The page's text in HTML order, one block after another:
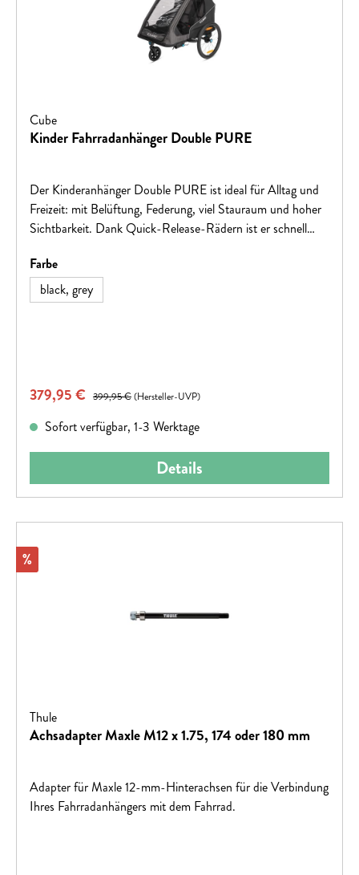
Cube
Kinder Fahrradanhänger Double PURE
Der Kinderanhänger Double PURE ist ideal für Alltag und
Freizeit: mit Belüftung, Federung, viel Stauraum und hoher
Sichtbarkeit. Dank Quick-Release-Rädern ist er schnell
Rücklicht und Sicherheitsfahne ist inklusive. Zuladung bis
42 kg.
Farbeauswählen
black, grey
Verkaufspreis:
379,95 € Regulärer Preis:
399,95 €(Hersteller-UVP)
Sofort verfügbar, 1-3 Werktage
Details
Rabatt
%
Thule
Achsadapter Maxle M12 x 1.75, 174 oder 180 mm
Adapter für Maxle 12-mm-Hinterachsen für die Verbindung
Ihres Fahrradanhängers mit dem Fahrrad.